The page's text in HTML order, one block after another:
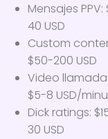
Mensajes PPV:
40 USD
Custom
$50-200 USD
Video
$5-8 USD/
Dick ratings:
30 USD